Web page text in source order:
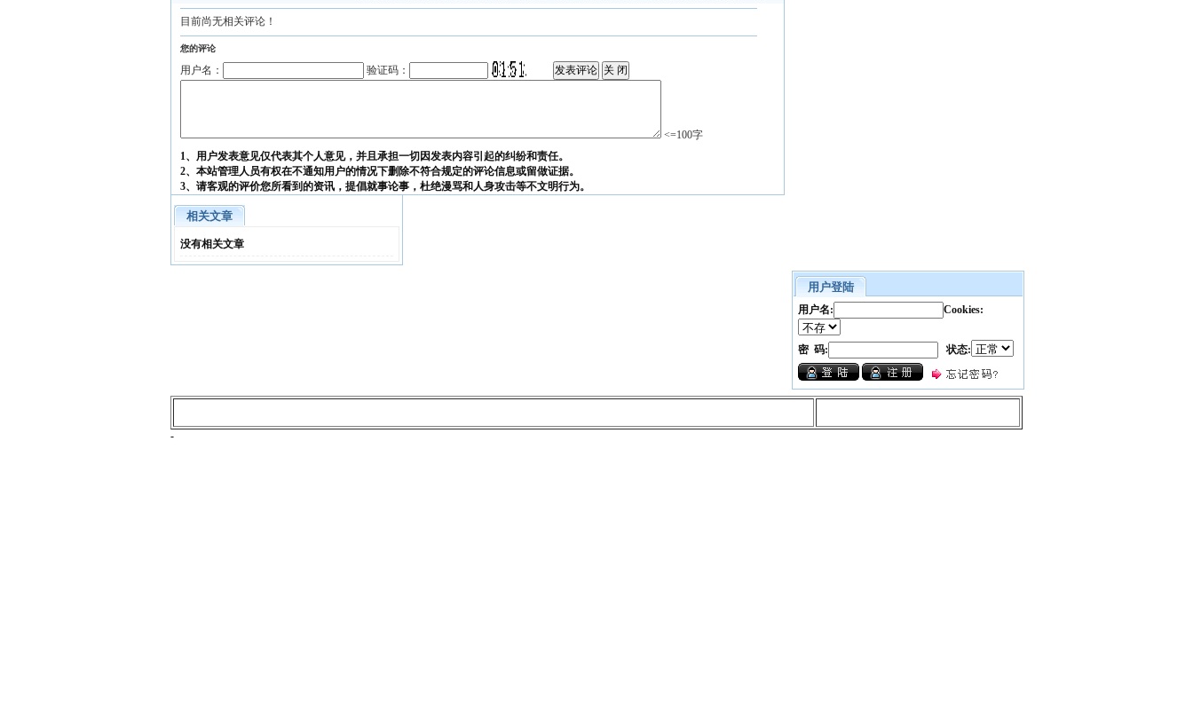
目前尚无相关评论！
您的评论
用户名： 验证码：
<=100字
1、用户发表意见仅代表其个人意见，并且承担一切因发表内容引起的纠纷和责任。
2、本站管理人员有权在不通知用户的情况下删除不符合规定的评论信息或留做证据。
3、请客观的评价您所看到的资讯，提倡就事论事，杜绝漫骂和人身攻击等不文明行为。
相关文章
没有相关文章
用户登陆
用户名: Cookies:
密 码: 状态:
-